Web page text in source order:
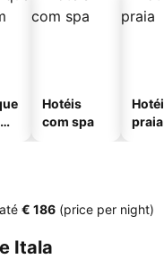
Hotéis
com spa
praia
até ‎€ 186 (price per night)
Itala